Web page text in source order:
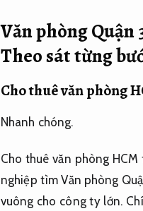
Văn phòng
Theo sát từng
Cho thuê văn phòng
Nhanh chóng.
Cho thuê văn phòng
nghiệp tìm Văn phòng
vuông cho công ty lớn.